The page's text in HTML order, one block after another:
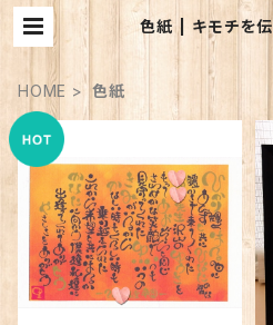
色紙 | キモチを
HOME 色紙